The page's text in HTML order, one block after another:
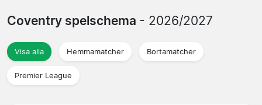
Coventry spelschema - 2026/2027
Visa alla Hemmamatcher Bortamatcher
Premier League